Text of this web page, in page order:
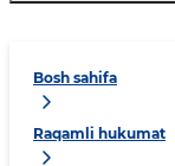
Bosh sahifa
Raqamli hukumat